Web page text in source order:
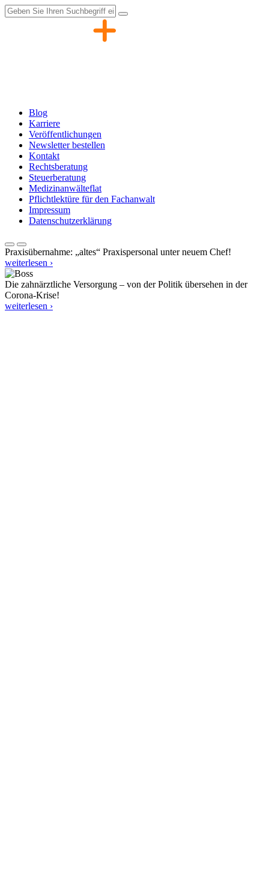
Zum
Inhalt
Blog
Karriere
Veröffentlichungen
Newsletter bestellen
Kontakt
Rechtsberatung
Steuerberatung
Medizinanwälteflat
Pflichtlektüre für den Fachanwalt
Impressum
Datenschutzerklärung
Praxisübernahme: „altes“ Praxispersonal unter neuem Chef!
weiterlesen ›
Die zahnärztliche Versorgung – von der Politik übersehen in der
Corona-Krise!
weiterlesen ›